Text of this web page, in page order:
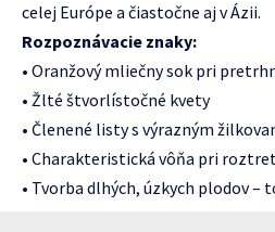
celej Európe a čiastočne aj v Ázii.
Rozpoznávacie znaky:
• Oranžový mliečny sok pri
• Žlté štvorlístočné kvety
• Členené listy s výrazným
• Charakteristická vôňa pri
• Tvorba dlhých, úzkych plodov –